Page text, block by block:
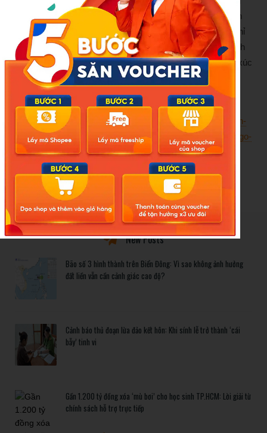
bố rõ ràng nguồn kinh phí, cách tính ngày công, các khoản
đã chi cho hậu cần để sinh viên có thể đối chiếu, thay vì chỉ
nhận con số cuối cùng. Nhiều ý kiến cho rằng nếu quy trình
được công khai từ đầu, có biên bản, bảng kê cụ thể, bức xúc
đã không bị đẩy lên mạng xã hội theo cách gây ồn ào như
hiện nay.
Nguồn:https://doisongphapluat.nguoiduatin.vn/vu-sinh-vien-
phan-anh-tien-tap-luyen-a80-chi-940000-hieu-truong-bat-ngo-
noi-chi-la-hieu-lam-a594837.html
New Posts
Bão số 3 hình thành trên Biển Đông: Vì sao không ảnh hưởng
đất liền vẫn cần cảnh giác cao độ?
Cảnh báo thủ đoạn lừa đảo kết hôn: Khi sính lễ trở thành ‘cái
bẫy’ tinh vi
Gần 1.200 tỷ đồng xóa ‘mù bơi’ cho học sinh TP.HCM: Lời giải từ
chính sách hỗ trợ trực tiếp